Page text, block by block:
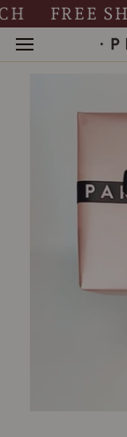
Skip
to
content
FREE